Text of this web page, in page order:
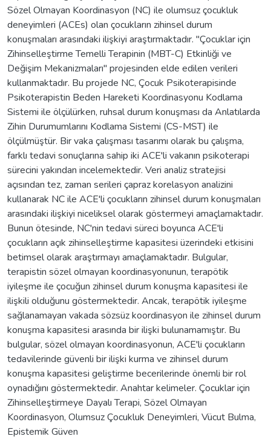
Sözel Olmayan Koordinasyon (NC) ile olumsuz çocukluk
deneyimleri (ACEs) olan çocukların zihinsel durum
konuşmaları arasındaki ilişkiyi araştırmaktadır. "Çocuklar için
Zihinselleştirme Temelli Terapinin (MBT-C) Etkinliği ve
Değişim Mekanizmaları" projesinden elde edilen verileri
kullanmaktadır. Bu projede NC, Çocuk Psikoterapisinde
Psikoterapistin Beden Hareketi Koordinasyonu Kodlama
Sistemi ile ölçülürken, ruhsal durum konuşması da Anlatılarda
Zihin Durumumlarını Kodlama Sistemi (CS-MST) ile
ölçülmüştür. Bir vaka çalışması tasarımı olarak bu çalışma,
farklı tedavi sonuçlarına sahip iki ACE'li vakanın psikoterapi
sürecini yakından incelemektedir. Veri analiz stratejisi
açısından tez, zaman serileri çapraz korelasyon analizini
kullanarak NC ile ACE'li çocukların zihinsel durum konuşmaları
arasındaki ilişkiyi niceliksel olarak göstermeyi amaçlamaktadır.
Bunun ötesinde, NC'nin tedavi süreci boyunca ACE'li
çocukların açık zihinselleştirme kapasitesi üzerindeki etkisini
betimsel olarak araştırmayı amaçlamaktadır. Bulgular,
terapistin sözel olmayan koordinasyonunun, terapötik
iyileşme ile çocuğun zihinsel durum konuşma kapasitesi ile
ilişkili olduğunu göstermektedir. Ancak, terapötik iyileşme
sağlanamayan vakada sözsüz koordinasyon ile zihinsel durum
konuşma kapasitesi arasında bir ilişki bulunamamıştır. Bu
bulgular, sözel olmayan koordinasyonun, ACE'li çocukların
tedavilerinde güvenli bir ilişki kurma ve zihinsel durum
konuşma kapasitesi geliştirme becerilerinde önemli bir rol
oynadığını göstermektedir. Anahtar kelimeler. Çocuklar için
Zihinselleştirmeye Dayalı Terapi, Sözel Olmayan
Koordinasyon, Olumsuz Çocukluk Deneyimleri, Vücut Bulma,
Epistemik Güven